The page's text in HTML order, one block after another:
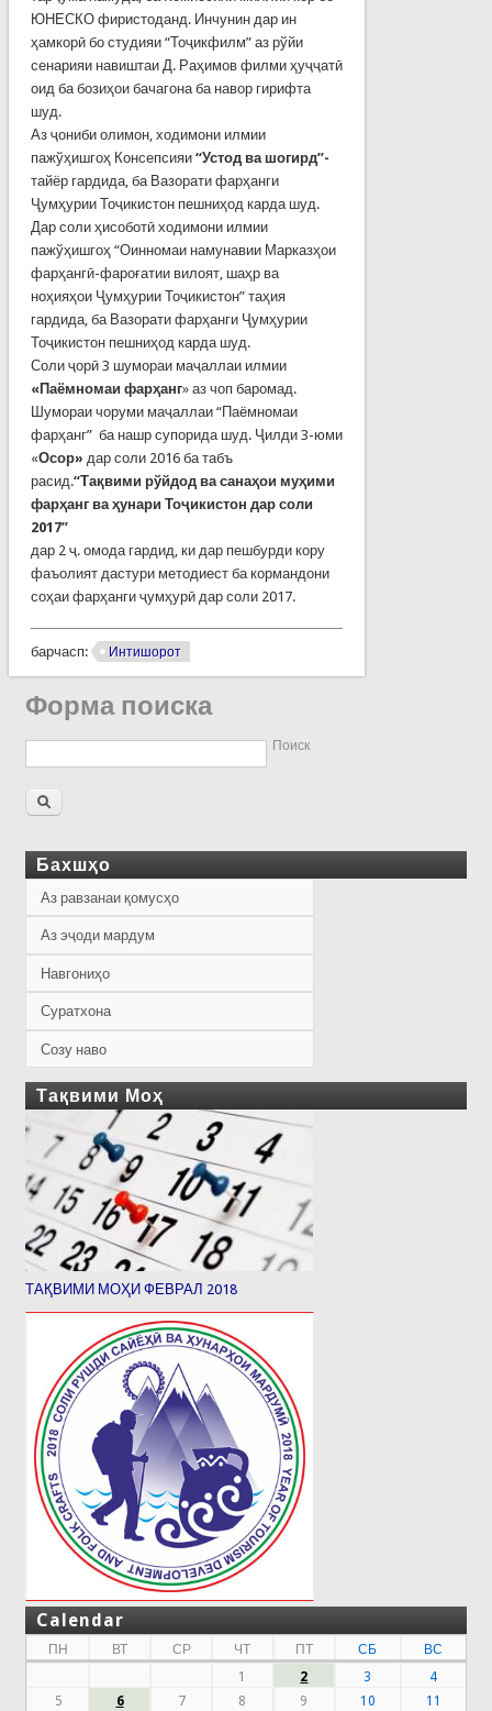
ЮНЕСКО фиристоданд. Инчунин дар ин
ҳамкорӣ бо студияи “Тоҷикфилм” аз рўйи
сенарияи навиштаи Д. Раҳимов филми ҳуҷҷатӣ
оид ба бозиҳои бачагона ба навор гирифта
шуд.
Аз ҷониби олимон, ходимони илмии
пажўҳишгоҳ Консепсияи “Устод ва шогирд”-
тайёр гардида, ба Вазорати фарҳанги
Ҷумҳурии Тоҷикистон пешниҳод карда шуд.
Дар соли ҳисоботӣ ходимони илмии
пажўҳишгоҳ “Оинномаи намунавии Марказҳои
фарҳангӣ-фароғатии вилоят, шаҳр ва
ноҳияҳои Ҷумҳурии Тоҷикистон” таҳия
гардида, ба Вазорати фарҳанги Ҷумҳурии
Тоҷикистон пешниҳод карда шуд.
Соли ҷорӣ 3 шумораи маҷаллаи илмии
«Паёмномаи фарҳанг» аз чоп баромад.
Шумораи чоруми маҷаллаи “Паёмномаи
фарҳанг” ба нашр супорида шуд. Ҷилди 3-юми
«Осор» дар соли 2016 ба табъ
расид.“Тақвими рўйдод ва санаҳои муҳими
фарҳанг ва ҳунари Тоҷикистон дар соли
2017”
дар 2 ҷ. омода гардид, ки дар пешбурди кору
фаъолият дастури методиест ба кормандони
соҳаи фарҳанги ҷумҳурӣ дар соли 2017.
барчасп: Интишорот
Форма поиска
Поиск
Бахшҳо
Аз равзанаи қомусҳо
Аз эҷоди мардум
Навгониҳо
Суратхона
Созу наво
Тақвими Моҳ
ТАҚВИМИ МОҲИ ФЕВРАЛ 2018
Calendar
ПН ВТ СР ЧТ ПТ СБ
ВС
1
2 3
4
5
6 7 8 9 10
11